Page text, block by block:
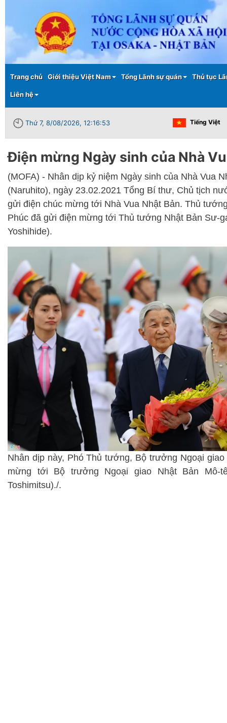
Main menu
Trang chủ Giới thiệu Việt Nam Tổng Lãnh sự quán Thủ tục
Liên hệ
Thứ 7, 8/08/2026, 12:16:53 Tiếng Việt
Điện mừng Ngày sinh của Nhà
(MOFA) - Nhân dịp kỷ niệm Ngày sinh của Nhà Vua
(Naruhito), ngày 23.02.2021 Tổng Bí thư, Chủ tịch
gửi điện chúc mừng tới Nhà Vua Nhật Bản. Thủ
Phúc đã gửi điện mừng tới Thủ tướng Nhật Bản Sư-
Yoshihide).
Nhân dịp này, Phó Thủ tướng, Bộ trưởng Ngoại
mừng tới Bộ trưởng Ngoại giao Nhật Bản Mô-
Toshimitsu)./.